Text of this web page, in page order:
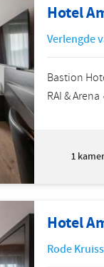
Hotel
Rode
Hotel
Verlengde
Bastion
RAI &
1